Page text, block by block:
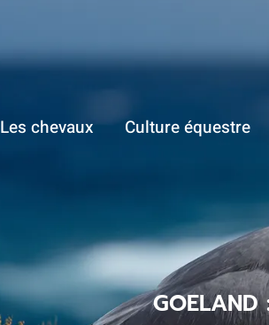
Les chevaux Culture équestre
GOELAND